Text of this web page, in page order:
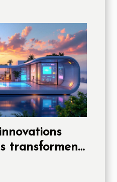
transforment-